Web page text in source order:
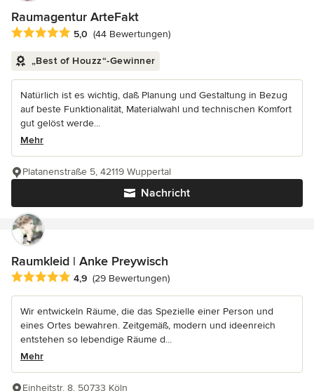
Raumagentur ArteFakt
Durchschnittliche Bewertung: 5 von 5 Sternen
5,0 (44 Bewertungen)
„Best of Houzz“-Gewinner
Natürlich ist es wichtig, daß Planung und Gestaltung in Bezug
auf beste Funktionalität, Materialwahl und technischen Komfort
gut gelöst werde...
Mehr
Nachricht
Platanenstraße 5, 42119 Wuppertal
Raumkleid | Anke Preywisch
Durchschnittliche Bewertung: 4.9 von 5 Sternen
4,9 (29 Bewertungen)
Wir entwickeln Räume, die das Spezielle einer Person und
eines Ortes bewahren. Zeitgemäß, modern und ideenreich
entstehen so lebendige Räume d...
Mehr
Einheitstr. 8, 50733 Köln